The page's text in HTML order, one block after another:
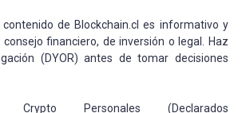
contenido de Blockchain.cl es informativo y
consejo financiero, de inversión o legal. Haz
(DYOR) antes de tomar decisiones
Personales (Declarados